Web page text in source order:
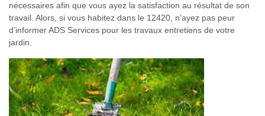
nécessaires afin que vous ayez la satisfaction au résultat de son
travail. Alors, si vous habitez dans le 12420, n’ayez pas peur
d’informer ADS Services pour les travaux entretiens de votre
jardin.